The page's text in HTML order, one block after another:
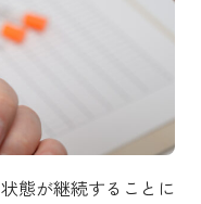
態が継続することに